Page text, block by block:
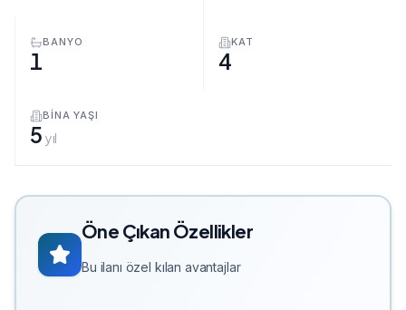
BANYO
1
KAT
4
BINA YAŞI
5 yıl
Öne Çıkan Özellikler
Bu ilanı özel kılan avantajlar